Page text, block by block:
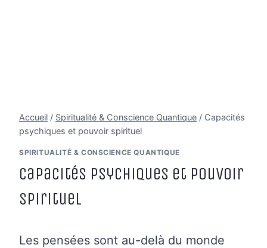
Accueil / Spiritualité & Conscience Quantique / Capacités
psychiques et pouvoir spirituel
SPIRITUALITÉ & CONSCIENCE QUANTIQUE
Capacités psychiques et pouvoir
spirituel
Les pensées sont au-delà du monde